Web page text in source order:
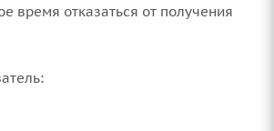
время отказаться от получения